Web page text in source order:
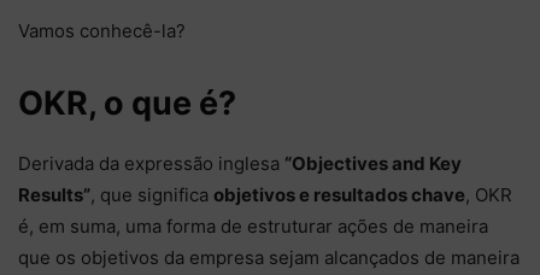
Vamos conhecê-la?
OKR, o que é?
Derivada da expressão inglesa “Objectives and Key
Results”, que significa objetivos e resultados chave, OKR
é, em suma, uma forma de estruturar ações de maneira
que os objetivos da empresa sejam alcançados de maneira